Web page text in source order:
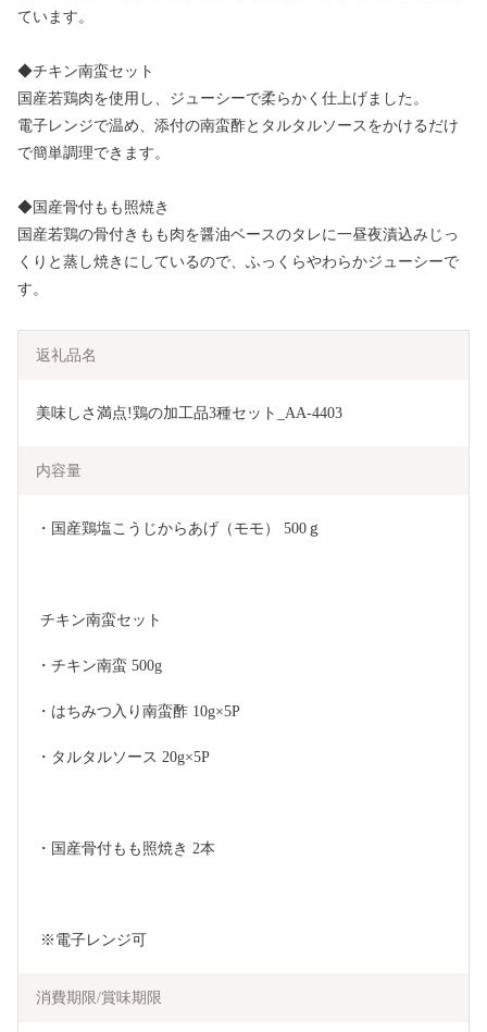
ています。
◆チキン南蛮セット
国産若鶏肉を使用し、ジューシーで柔らかく仕上げました。
電子レンジで温め、添付の南蛮酢とタルタルソースをかけるだけ
で簡単調理できます。
◆国産骨付もも照焼き
国産若鶏の骨付きもも肉を醤油ベースのタレに一昼夜漬込みじっ
くりと蒸し焼きにしているので、ふっくらやわらかジューシーで
す。
返礼品名
美味しさ満点!鶏の加工品3種セット_AA-4403
内容量
・国産鶏塩こうじからあげ（モモ） 500ｇ
チキン南蛮セット
・チキン南蛮 500g
・はちみつ入り南蛮酢 10g×5P
・タルタルソース 20g×5P
・国産骨付もも照焼き 2本
※電子レンジ可
消費期限/賞味期限